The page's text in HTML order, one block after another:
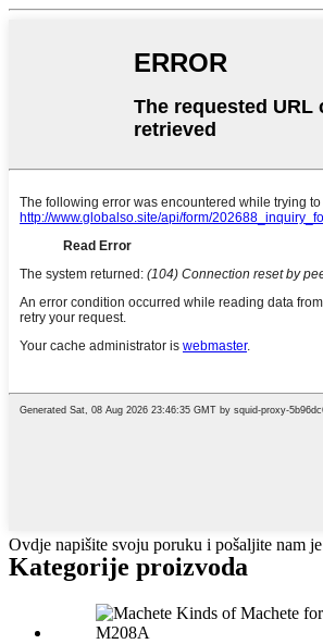
Ovdje napišite svoju poruku i pošaljite nam je
Kategorije proizvoda